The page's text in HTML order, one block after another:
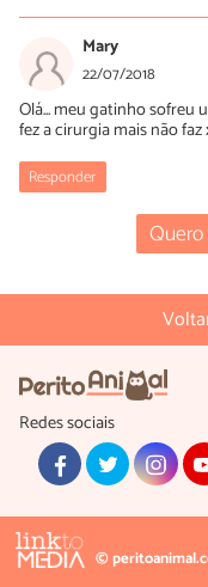
Mary
22/07/2018
Olá... meu gatinho sofreu
fez a cirurgia mais não faz
Responder
Redes sociais
©